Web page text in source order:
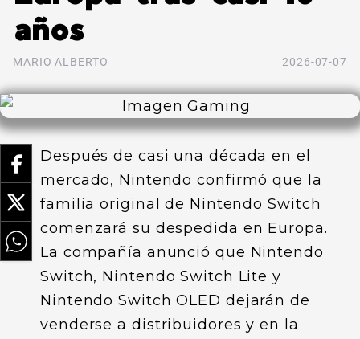
años
MARIO ALBERTO 2026-07-07
Después de casi una década en el
mercado, Nintendo confirmó que la
familia original de Nintendo Switch
comenzará su despedida en Europa.
La compañía anunció que Nintendo
Switch, Nintendo Switch Lite y
Nintendo Switch OLED dejarán de
venderse a distribuidores y en la